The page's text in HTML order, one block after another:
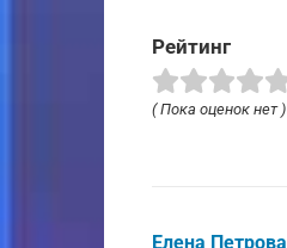
Рейтинг
( Пока оценок нет )
Елена Петрова